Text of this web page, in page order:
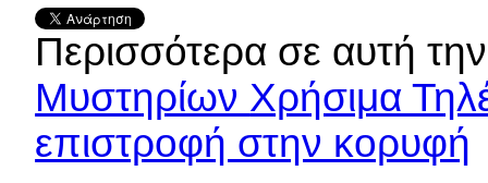
Περισσότερα σε αυτή
Μυστηρίων Χρήσιμα
επιστροφή στην κορυφή